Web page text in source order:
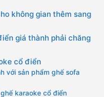
không gian thêm sang
giá thành phải chăng
cổ điển
với sản phẩm ghế sofa
karaoke cổ điển